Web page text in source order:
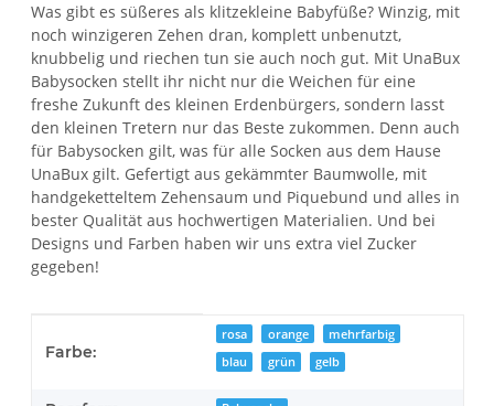
Was gibt es süßeres als klitzekleine Babyfüße? Winzig, mit
noch winzigeren Zehen dran, komplett unbenutzt,
knubbelig und riechen tun sie auch noch gut. Mit UnaBux
Babysocken stellt ihr nicht nur die Weichen für eine
freshe Zukunft des kleinen Erdenbürgers, sondern lasst
den kleinen Tretern nur das Beste zukommen. Denn auch
für Babysocken gilt, was für alle Socken aus dem Hause
UnaBux gilt. Gefertigt aus gekämmter Baumwolle, mit
handgeketteltem Zehensaum und Piquebund und alles in
bester Qualität aus hochwertigen Materialien. Und bei
Designs und Farben haben wir uns extra viel Zucker
gegeben!
Farbe:
rosa orange
mehrfarbig
blau
grün gelb